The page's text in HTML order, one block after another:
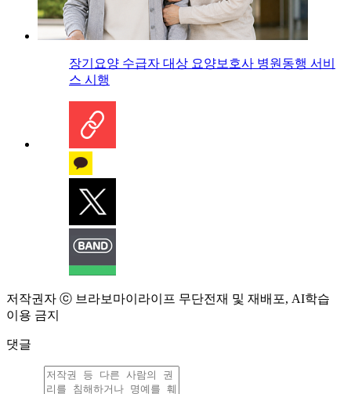
장기요양 수급자 대상 요양보호사 병원동행 서비
스 시행
저작권자 ⓒ 브라보마이라이프 무단전재 및 재배포, AI학습
이용 금지
댓글